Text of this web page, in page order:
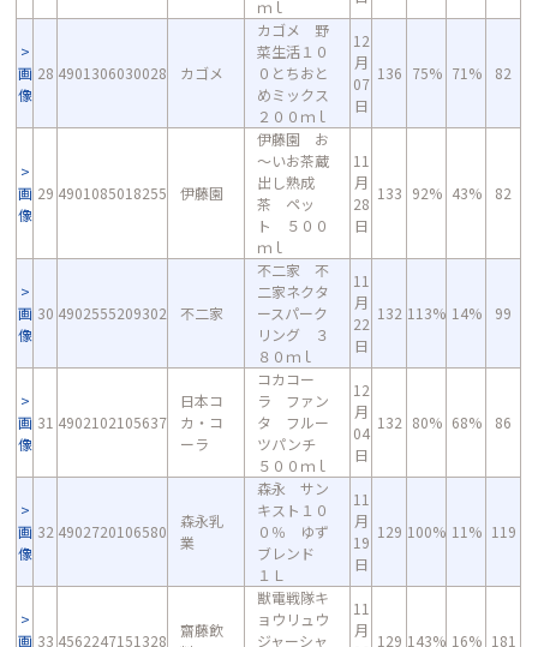
ｍｌ
画
像
28 4901306030028 カゴメ
カゴメ 野
菜生活１０
０とちおと
めミックス
２００ｍｌ
12
月
07
日
136 75% 71% 82
画
像
29 4901085018255 伊藤園
伊藤園 お
～いお茶蔵
出し熟成
茶 ペッ
ト ５００
ｍｌ
11
月
28
日
133 92% 43% 82
画
像
30 4902555209302 不二家
不二家 不
二家ネクタ
ースパーク
リング ３
８０ｍｌ
11
月
22
日
132 113% 14% 99
画
像
31 4902102105637
日本コ
カ・コ
ーラ
コカコー
ラ ファン
タ フルー
ツパンチ
５００ｍｌ
12
月
04
日
132 80% 68% 86
画
像
32 4902720106580
森永乳
業
森永 サン
キスト１０
０％ ゆず
ブレンド
１Ｌ
11
月
19
日
129 100% 11% 119
画 33 4562247151328
齋藤飲
獣電戦隊キ
ョウリュウ
ジャーシャ
11
月
129 143% 16% 181